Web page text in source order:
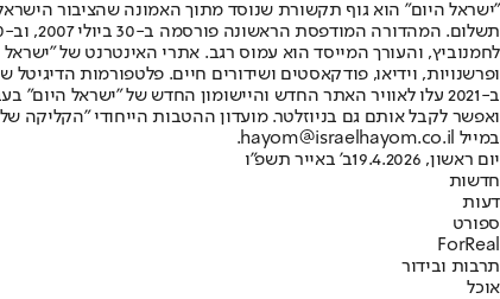
"ישראל היום" הוא גוף תקשורת שנוסד מתוך האמונה שהציבור
ופרשנויות, וידיאו, פודקאסטים ושידורים חיים. פלטפורמות הדיגיטל
ב-2021 עלו לאוויר האתר החדש והיישומון החדש של "ישראל
ואפשר לקבל אותם גם בניוזלטר. מועדון ההטבות הייחודי "הקליקה
במייל hayom@israelhayom.co.il.
יום ראשון, 19.4.2026
ב' באייר תשפ"ו
חדשות
דעות
ספורט
ForReal
תרבות ובידור
אוכל